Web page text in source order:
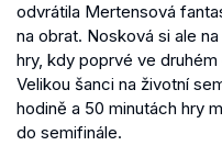
odvrátila Mertensová
na obrat. Nosková si ale
hry, kdy poprvé ve
Velikou šanci na životní
hodině a 50 minutách hry
do semifinále.